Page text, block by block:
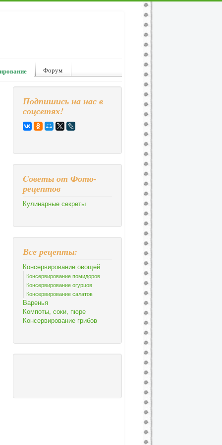
Форум
Подпишись на нас в
соцсетях!
Cоветы от Фото-
рецептов
Кулинарные секреты
Все рецепты:
Консервирование овощей
Консервирование помидоров
Консервирование огурцов
Консервирование салатов
Варенья
Компоты, соки, пюре
Консервирование грибов